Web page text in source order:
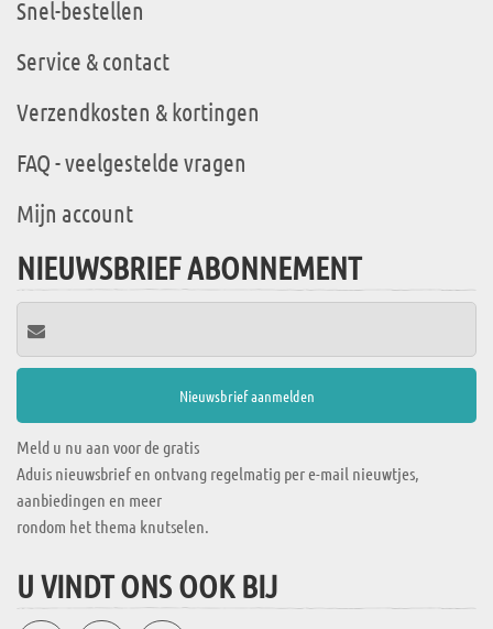
Snel-bestellen
Service & contact
Verzendkosten & kortingen
FAQ - veelgestelde vragen
Mijn account
NIEUWSBRIEF ABONNEMENT
Meld u nu aan voor de gratis
Aduis nieuwsbrief en ontvang regelmatig per e-mail nieuwtjes,
aanbiedingen en meer
rondom het thema knutselen.
U VINDT ONS OOK BIJ